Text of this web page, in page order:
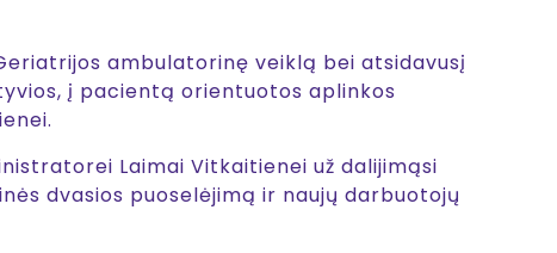
ambulatorinę veiklą bei atsidavusį
į pacientą orientuotos aplinkos
Laimai Vitkaitienei už dalijimąsi
dvasios puoselėjimą ir naujų darbuotojų